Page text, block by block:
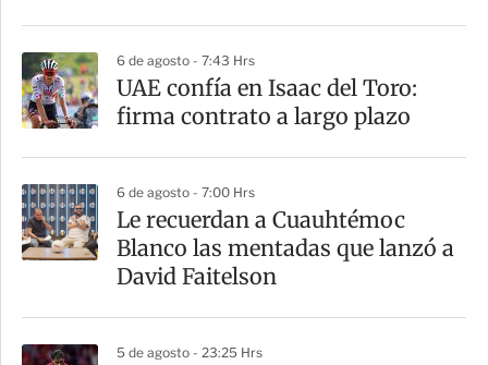
6 de agosto - 7:43 Hrs
UAE confía en Isaac del Toro:
firma contrato a largo plazo
6 de agosto - 7:00 Hrs
Le recuerdan a Cuauhtémoc
Blanco las mentadas que lanzó a
David Faitelson
5 de agosto - 23:25 Hrs